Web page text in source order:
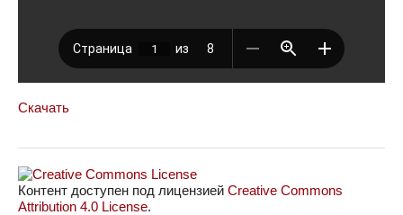
Скачать
Контент доступен под лицензией Creative Commons
Attribution 4.0 License.